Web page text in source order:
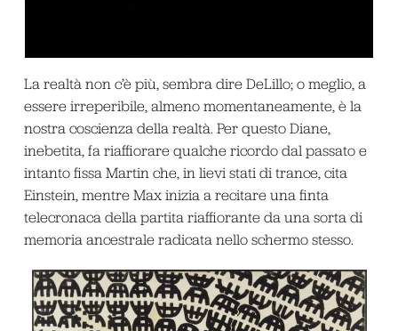
La realtà non c’è più, sembra dire DeLillo; o meglio, a
essere irreperibile, almeno momentaneamente, è la
nostra coscienza della realtà. Per questo Diane,
inebetita, fa riaffiorare qualche ricordo dal passato e
intanto fissa Martin che, in lievi stati di trance, cita
Einstein, mentre Max inizia a recitare una finta
telecronaca della partita riaffiorante da una sorta di
memoria ancestrale radicata nello schermo stesso.